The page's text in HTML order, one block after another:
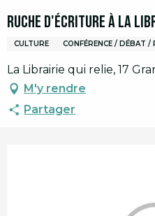
Ruche d'écriture à la
CULTURE CONFÉRENCE / DÉBAT /
La Librairie qui relie, 17
M'y rendre
Partager